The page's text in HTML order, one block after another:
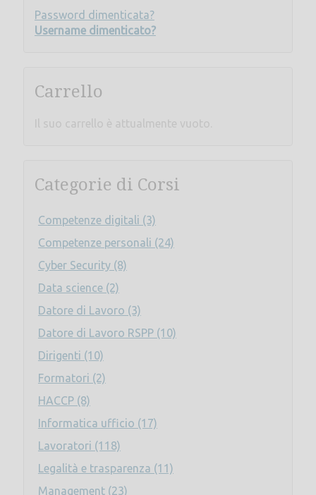
Password dimenticata?
Username dimenticato?
Carrello
Il suo carrello è attualmente vuoto.
Categorie di Corsi
Competenze digitali (3)
Competenze personali (24)
Cyber Security (8)
Data science (2)
Datore di Lavoro (3)
Datore di Lavoro RSPP (10)
Dirigenti (10)
Formatori (2)
HACCP (8)
Informatica ufficio (17)
Lavoratori (118)
Legalità e trasparenza (11)
Management (23)